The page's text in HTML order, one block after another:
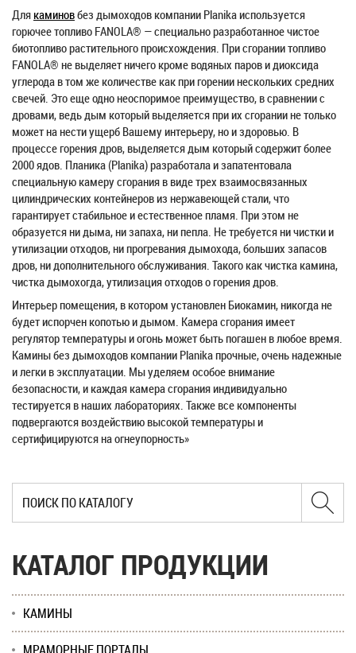
Для каминовбез дымоходов компании Planika используется
горючее топливо FANOLA® — специально разработанное чистое
биотопливо растительного происхождения. При сгорании топливо
FANOLA® не выделяет ничего кроме водяных паров и диоксида
углерода в том же количестве как при горении нескольких средних
свечей. Это еще одно неоспоримое преимущество, в сравнении с
дровами, ведь дым который выделяется при их сгорании не только
может на нести ущерб Вашему интерьеру, но и здоровью. В
процессе горения дров, выделяется дым который содержит более
2000 ядов. Планика (Planika) разработала и запатентовала
специальную камеру сгорания в виде трех взаимосвязанных
цилиндрических контейнеров из нержавеющей стали, что
гарантирует стабильное и естественное пламя. При этом не
образуется ни дыма, ни запаха, ни пепла. Не требуется ни чистки и
утилизации отходов, ни прогревания дымохода, больших запасов
дров, ни дополнительного обслуживания. Такого как чистка камина,
чистка дымохогда, утилизация отходов о горения дров.
Интерьер помещения, в котором установлен Биокамин, никогда не
будет испорчен копотью и дымом. Камера сгорания имеет
регулятор температуры и огонь может быть погашен в любое время.
Камины без дымоходов компании Planika прочные, очень надежные
и легки в эксплуатации. Мы уделяем особое внимание
безопасности, и каждая камера сгорания индивидуально
тестируется в наших лабораториях. Также все компоненты
подвергаются воздействию высокой температуры и
сертифицируются на огнеупорность»
КАТАЛОГ ПРОДУКЦИИ
КАМИНЫ